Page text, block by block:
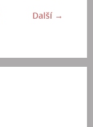
Další →